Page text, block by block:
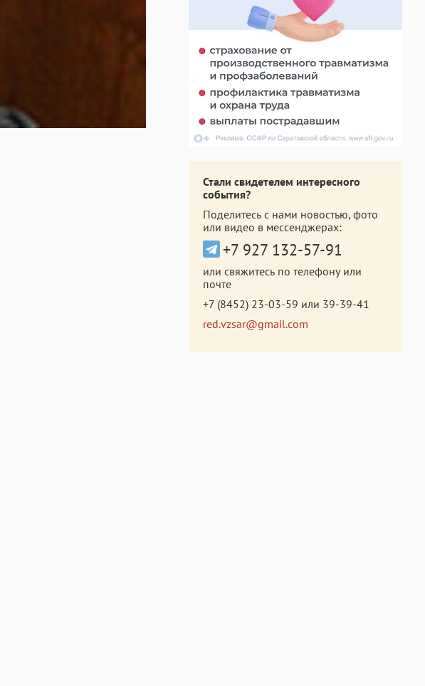
Стали свидетелем интересного
события?
Поделитесь с нами новостью, фото
или видео в мессенджерах:
+7 927 132-57-91
или свяжитесь по телефону или
почте
+7 (8452) 23-03-59 или 39-39-41
red.vzsar@gmail.com